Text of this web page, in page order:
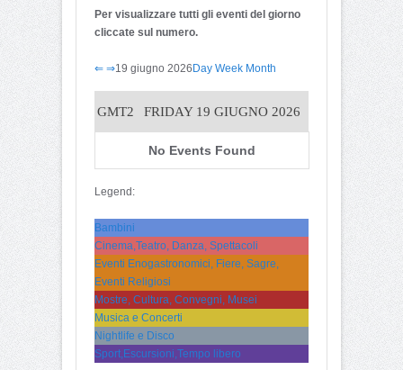
Per visualizzare tutti gli eventi del giorno
cliccate sul numero.
⇐ ⇒19 giugno 2026Day Week Month
GMT2 FRIDAY 19 GIUGNO 2026
No Events Found
Legend:
Bambini
Cinema,Teatro, Danza, Spettacoli
Eventi Enogastronomici, Fiere, Sagre,
Eventi Religiosi
Mostre, Cultura, Convegni, Musei
Musica e Concerti
Nightlife e Disco
Sport,Escursioni,Tempo libero